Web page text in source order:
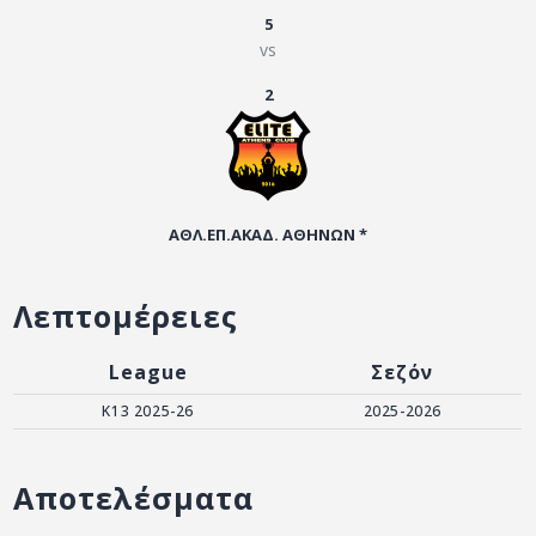
5
vs
2
ΑΘΛ.ΕΠ.ΑΚΑΔ. ΑΘΗΝΩΝ *
Λεπτομέρειες
League Σεζόν
Κ13 2025-26 2025-2026
Αποτελέσματα